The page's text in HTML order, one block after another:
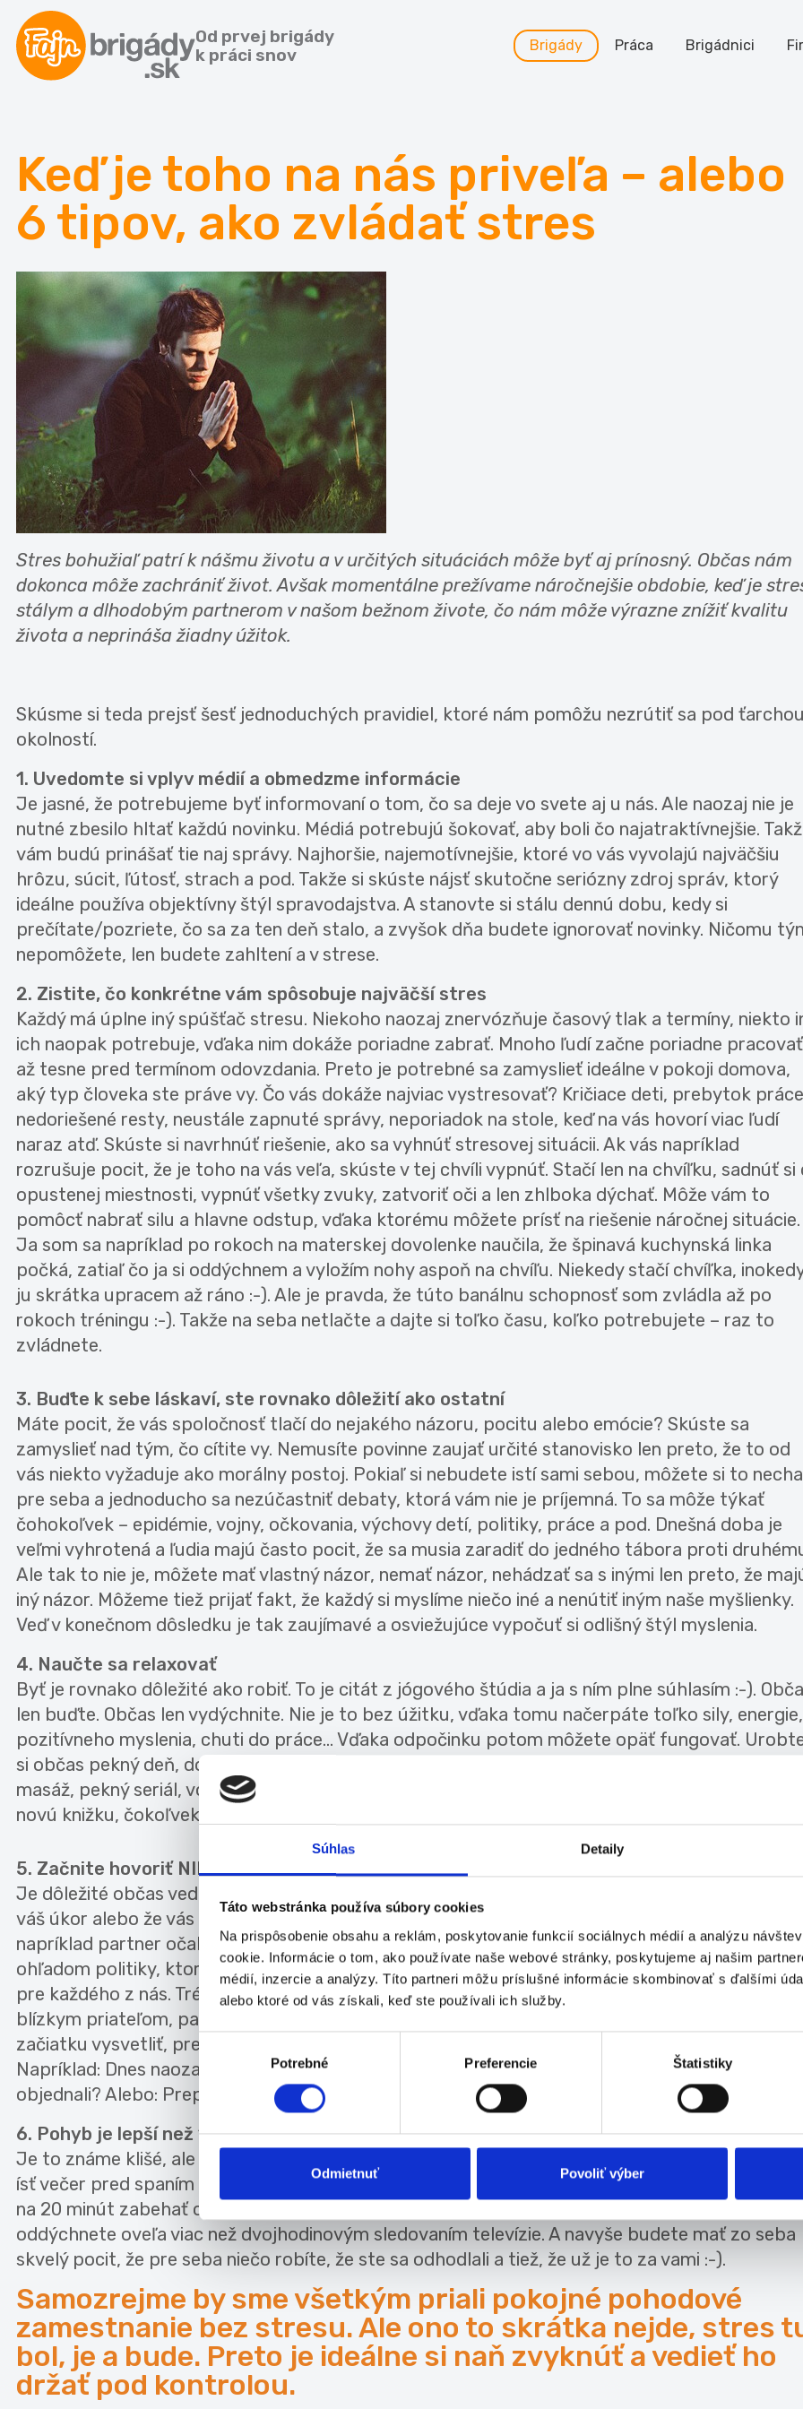
Súhlas Detaily
Táto webstránka používa súbory cookies
Na prispôsobenie obsahu a reklám, poskytovanie funkcií sociálnych médií a analýzu
cookie. Informácie o tom, ako používate naše webové stránky, poskytujeme aj našim
médií, inzercie a analýzy. Títo partneri môžu príslušné informácie skombinovať s ďalšími
alebo ktoré od vás získali, keď ste používali ich služby.
Výber
súhlasu
Potrebné Preferencie Štatistiky
Odmietnuť Povoliť výber
Od prvej brigády
k práci snov
Brigády Práca Brigádnici
Keď je toho na nás priveľa – alebo
6 tipov, ako zvládať stres
Stres bohužiaľ patrí k nášmu životu a v určitých situáciách môže byť aj prínosný. Občas nám
dokonca môže zachrániť život. Avšak momentálne prežívame náročnejšie obdobie, keď je
stálym a dlhodobým partnerom v našom bežnom živote, čo nám môže výrazne znížiť kvalitu
života a neprináša žiadny úžitok.
Skúsme si teda prejsť šesť jednoduchých pravidiel, ktoré nám pomôžu nezrútiť sa pod ťarchou
okolností.
1. Uvedomte si vplyv médií a obmedzme informácie
Je jasné, že potrebujeme byť informovaní o tom, čo sa deje vo svete aj u nás. Ale naozaj nie je
nutné zbesilo hltať každú novinku. Médiá potrebujú šokovať, aby boli čo najatraktívnejšie.
vám budú prinášať tie naj správy. Najhoršie, najemotívnejšie, ktoré vo vás vyvolajú najväčšiu
hrôzu, súcit, ľútosť, strach a pod. Takže si skúste nájsť skutočne seriózny zdroj správ, ktorý
ideálne používa objektívny štýl spravodajstva. A stanovte si stálu dennú dobu, kedy si
prečítate/pozriete, čo sa za ten deň stalo, a zvyšok dňa budete ignorovať novinky. Ničomu
nepomôžete, len budete zahltení a v strese.
2. Zistite, čo konkrétne vám spôsobuje najväčší stres
Každý má úplne iný spúšťač stresu. Niekoho naozaj znervózňuje časový tlak a termíny, niekto
ich naopak potrebuje, vďaka nim dokáže poriadne zabrať. Mnoho ľudí začne poriadne pracovať
až tesne pred termínom odovzdania. Preto je potrebné sa zamyslieť ideálne v pokoji domova,
aký typ človeka ste práve vy. Čo vás dokáže najviac vystresovať? Kričiace deti, prebytok
nedoriešené resty, neustále zapnuté správy, neporiadok na stole, keď na vás hovorí viac ľudí
naraz atď. Skúste si navrhnúť riešenie, ako sa vyhnúť stresovej situácii. Ak vás napríklad
rozrušuje pocit, že je toho na vás veľa, skúste v tej chvíli vypnúť. Stačí len na chvíľku, sadnúť si
opustenej miestnosti, vypnúť všetky zvuky, zatvoriť oči a len zhlboka dýchať. Môže vám to
pomôcť nabrať silu a hlavne odstup, vďaka ktorému môžete prísť na riešenie náročnej situácie.
Ja som sa napríklad po rokoch na materskej dovolenke naučila, že špinavá kuchynská linka
počká, zatiaľ čo ja si oddýchnem a vyložím nohy aspoň na chvíľu. Niekedy stačí chvíľka,
ju skrátka upracem až ráno :-). Ale je pravda, že túto banálnu schopnosť som zvládla až po
rokoch tréningu :-). Takže na seba netlačte a dajte si toľko času, koľko potrebujete – raz to
zvládnete.
3. Buďte k sebe láskaví, ste rovnako dôležití ako ostatní
Máte pocit, že vás spoločnosť tlačí do nejakého názoru, pocitu alebo emócie? Skúste sa
zamyslieť nad tým, čo cítite vy. Nemusíte povinne zaujať určité stanovisko len preto, že to od
vás niekto vyžaduje ako morálny postoj. Pokiaľ si nebudete istí sami sebou, môžete si to
pre seba a jednoducho sa nezúčastniť debaty, ktorá vám nie je príjemná. To sa môže týkať
čohokoľvek – epidémie, vojny, očkovania, výchovy detí, politiky, práce a pod. Dnešná doba je
veľmi vyhrotená a ľudia majú často pocit, že sa musia zaradiť do jedného tábora proti
Ale tak to nie je, môžete mať vlastný názor, nemať názor, nehádzať sa s inými len preto, že
iný názor. Môžeme tiež prijať fakt, že každý si myslíme niečo iné a nenútiť iným naše myšlienky.
Veď v konečnom dôsledku je tak zaujímavé a osviežujúce vypočuť si odlišný štýl myslenia.
4. Naučte sa relaxovať
Byť je rovnako dôležité ako robiť. To je citát z jógového štúdia a ja s ním plne súhlasím :-).
len buďte. Občas len vydýchnite. Nie je to bez úžitku, vďaka tomu načerpáte toľko sily, energie,
pozitívneho myslenia, chuti do práce... Vďaka odpočinku potom môžete opäť fungovať.
si občas pekný deň, doprajte si niečo, čo si môžete dovoliť, nejakú radosť navyše, dajte si
masáž, pekný seriál, voľnú sobotu, nedeľu venovanú futbalu a kamarátom, plnú vaňu s penou,
novú knižku, čokoľvek, čo vás napadne a poteší vás.
5. Začnite hovoriť NIE
Je dôležité občas vedieť povedať nie. Najmä ak vnímate, že si niekto uľahčuje vlastnú prácu na
váš úkor alebo že vás núti do niečoho, čo vám nie je príjemné. A môžu to byť naozaj bežné veci,
napríklad partner očakáva teplú večeru, ale vy ste unavená. Alebo vás kamarát tlačí do debaty
ohľadom politiky, ktorá je vám nepríjemná. Naučiť sa láskavé, ale pevné NIE je však veľký
pre každého z nás. Trénujte to teda tam, kde sa cítite bezpečne. Napríklad so súrodencom,
blízkym priateľom, partnerom/partnerkou, ak navštevujete terapiu, tak ideálne tam. Skúste na
začiatku vysvetliť, prečo danú činnosť nechcete robiť, ale urobte to tak, aby ste sa
Napríklad: Dnes naozaj nechcem variť večeru, som veľmi unavená. Čo keby sme si niečo
objednali? Alebo: Prepáč kamarát, nechce sa mi baviť o politike, ale čo povieš na včerajší
6. Pohyb je lepší než 10 doktorov
Je to známe klišé, ale je to jednoducho fakt. Nemusíte hneď makať hodinu vo fitku, stačí
ísť večer pred spaním na prechádzku na čerstvý vzduch, dať si jemnú jogu s pretiahnutím, ísť si
na 20 minút zabehať cez obednú prestávku... Po akejkoľvek aj miernej námahe si psychicky
oddýchnete oveľa viac než dvojhodinovým sledovaním televízie. A navyše budete mať zo seba
skvelý pocit, že pre seba niečo robíte, že ste sa odhodlali a tiež, že už je to za vami :-).
Samozrejme by sme všetkým priali pokojné pohodové
zamestnanie bez stresu. Ale ono to skrátka nejde, stres
bol, je a bude. Preto je ideálne si naň zvyknúť a vedieť ho
držať pod kontrolou.